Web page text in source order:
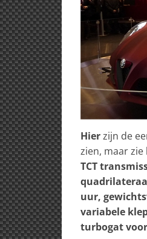
Hierzijn de
zien, maar
TCT
uur,
variabele
turbogat